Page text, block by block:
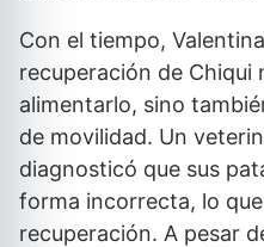
Con el tiempo,
recuperación de Chiqui
alimentarlo, sino
de movilidad. Un
diagnosticó que sus
forma incorrecta, lo
recuperación. A pesar